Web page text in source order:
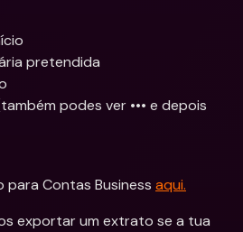
pretendida
podes ver ••• e depois
Contas Business aqui.
exportar um extrato se a tua